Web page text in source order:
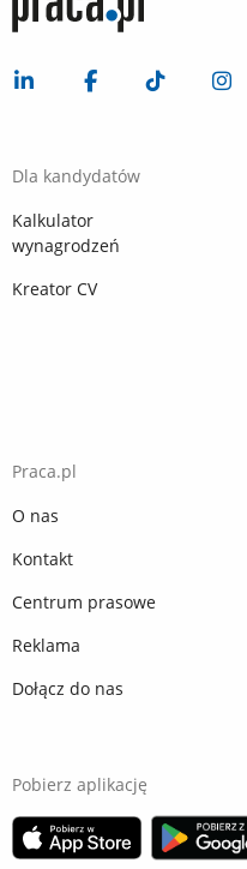
Dla kandydatów
Kalkulator
wynagrodzeń
Kreator CV
Praca.pl
O nas
Kontakt
Centrum prasowe
Reklama
Dołącz do nas
Pobierz aplikację